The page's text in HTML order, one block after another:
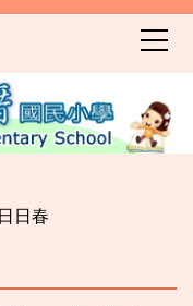
日春